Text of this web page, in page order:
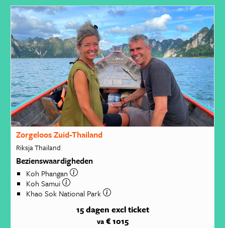
Zorgeloos Zuid-Thailand
Riksja Thailand
Bezienswaardigheden
Koh Phangan
Koh Samui
Khao Sok National Park
15 dagen excl ticket
va€ 1015